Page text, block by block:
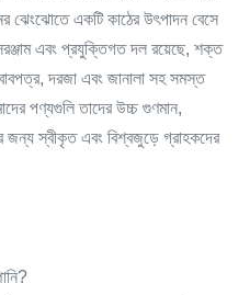
ঝেংঝোতে একটি কাঠের উৎপাদন বেসে
এবং প্রযুক্তিগত দল রয়েছে, শক্ত
দরজা এবং জানালা সহ সমস্ত
পণ্যগুলি তাদের উচ্চ গুণমান,
জন্য স্বীকৃত এবং বিশ্বজুড়ে গ্রাহকদের